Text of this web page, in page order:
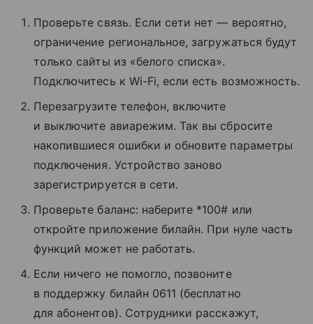
Проверьте связь. Если сети нет — вероятно,
ограничение региональное, загружаться будут
только сайты из «белого списка».
Подключитесь к Wi-Fi, если есть возможность.
Перезагрузите телефон, включите
и выключите авиарежим. Так вы сбросите
накопившиеся ошибки и обновите параметры
подключения. Устройство заново
зарегистрируется в сети.
Проверьте баланс: наберите *100# или
откройте приложение билайн. При нуле часть
функций может не работать.
Если ничего не помогло, позвоните
в поддержку билайн 0611 (бесплатно
для абонентов). Сотрудники расскажут,